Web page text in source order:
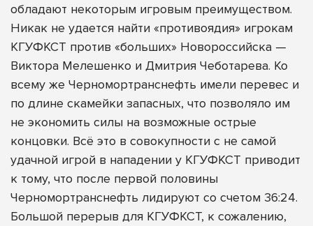
обладают некоторым игровым преимуществом.
Никак не удается найти «противоядия» игрокам
КГУФКСТ против «больших» Новороссийска —
Виктора Мелешенко и Дмитрия Чеботарева. Ко
всему же Черномортранснефть имели перевес и
по длине скамейки запасных, что позволяло им
не экономить силы на возможные острые
концовки. Всё это в совокупности с не самой
удачной игрой в нападении у КГУФКСТ приводит
к тому, что после первой половины
Черномортранснефть лидируют со счетом 36:24.
Большой перерыв для КГУФКСТ, к сожалению,